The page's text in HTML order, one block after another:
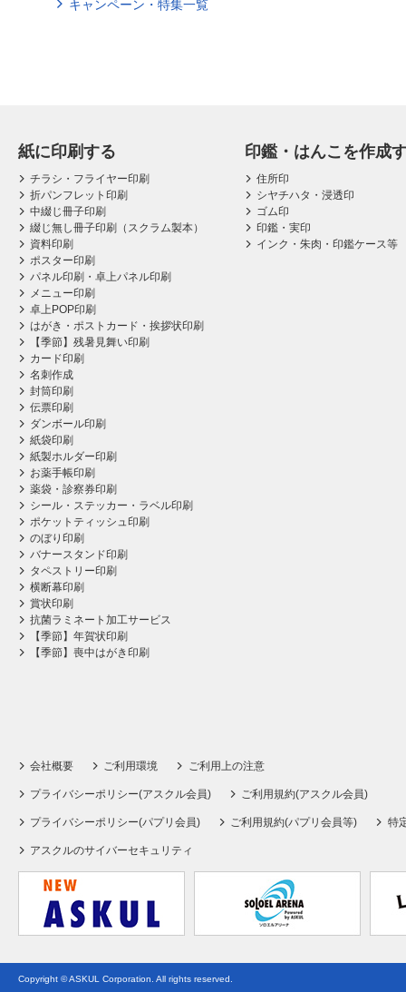
キャンペーン・特集一覧
紙に印刷する
チラシ・フライヤー印刷
折パンフレット印刷
中綴じ冊子印刷
綴じ無し冊子印刷（スクラム製本）
資料印刷
ポスター印刷
パネル印刷・卓上パネル印刷
メニュー印刷
卓上POP印刷
はがき・ポストカード・挨拶状印刷
【季節】残暑見舞い印刷
カード印刷
名刺作成
封筒印刷
伝票印刷
ダンボール印刷
紙袋印刷
紙製ホルダー印刷
お薬手帳印刷
薬袋・診察券印刷
シール・ステッカー・ラベル印刷
ポケットティッシュ印刷
のぼり印刷
バナースタンド印刷
タペストリー印刷
横断幕印刷
賞状印刷
抗菌ラミネート加工サービス
【季節】年賀状印刷
【季節】喪中はがき印刷
印鑑・はんこを作成
住所印
シヤチハタ・浸透印
ゴム印
印鑑・実印
インク・朱肉・印鑑ケース等
会社概要 ご利用環境 ご利用上の注意
プライバシーポリシー(アスクル会員) ご利用規約(アスクル会員)
プライバシーポリシー(パプリ会員) ご利用規約(パプリ会員等) 特
アスクルのサイバーセキュリティ
Copyright © ASKUL Corporation. All rights reserved.